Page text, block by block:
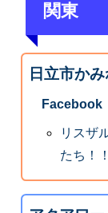
関東
日立市か
Facebook
リスザ
たち！